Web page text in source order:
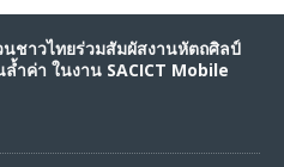
นชาวไทยร่วมสัมผัสงานหัตถศิลป์
ำค่า ในงาน SACICT Mobile